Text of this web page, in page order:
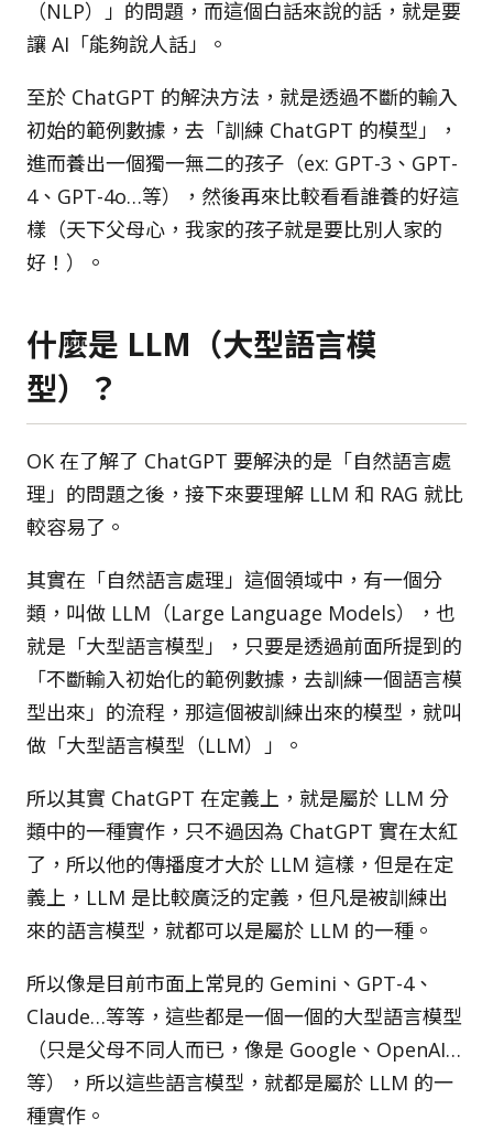
（NLP）」的問題，而這個白話來說的話，就是要
讓 AI「能夠說人話」。
至於 ChatGPT 的解決方法，就是透過不斷的輸入
初始的範例數據，去「訓練 ChatGPT 的模型」，
進而養出一個獨一無二的孩子（ex: GPT-3、GPT-
4、GPT-4o…等），然後再來比較看看誰養的好這
樣（天下父母心，我家的孩子就是要比別人家的
好！）。
什麼是 LLM（大型語言模
型）？
OK 在了解了 ChatGPT 要解決的是「自然語言處
理」的問題之後，接下來要理解 LLM 和 RAG 就比
較容易了。
其實在「自然語言處理」這個領域中，有一個分
類，叫做 LLM（Large Language Models），也
就是「大型語言模型」，只要是透過前面所提到的
「不斷輸入初始化的範例數據，去訓練一個語言模
型出來」的流程，那這個被訓練出來的模型，就叫
做「大型語言模型（LLM）」。
所以其實 ChatGPT 在定義上，就是屬於 LLM 分
類中的一種實作，只不過因為 ChatGPT 實在太紅
了，所以他的傳播度才大於 LLM 這樣，但是在定
義上，LLM 是比較廣泛的定義，但凡是被訓練出
來的語言模型，就都可以是屬於 LLM 的一種。
所以像是目前市面上常見的 Gemini、GPT-4、
Claude…等等，這些都是一個一個的大型語言模型
（只是父母不同人而已，像是 Google、OpenAI…
等），所以這些語言模型，就都是屬於 LLM 的一
種實作。